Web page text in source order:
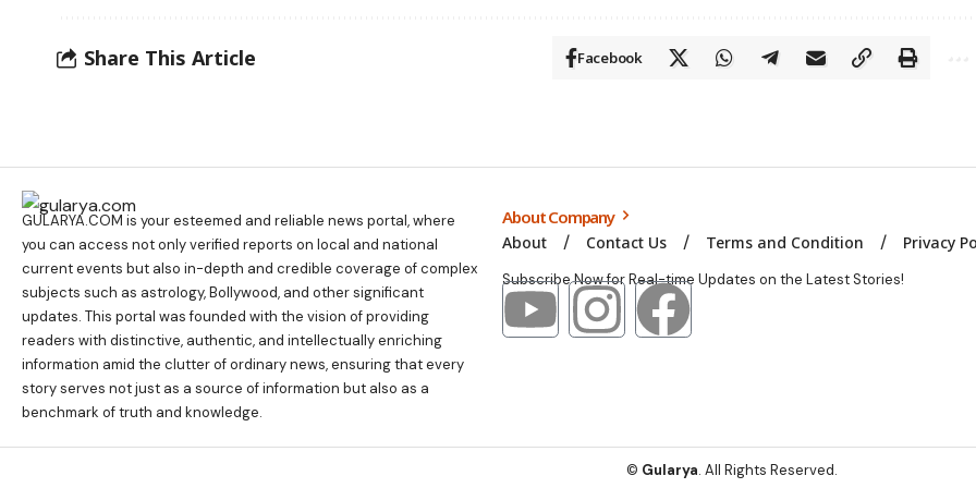
Share This Article Facebook
GULARYA.COM is your esteemed and reliable news portal, where
you can access not only verified reports on local and national
current events but also in-depth and credible coverage of complex
subjects such as astrology, Bollywood, and other significant
updates. This portal was founded with the vision of providing
readers with distinctive, authentic, and intellectually enriching
information amid the clutter of ordinary news, ensuring that every
story serves not just as a source of information but also as a
benchmark of truth and knowledge.
About Company
About Contact Us Terms and Condition Privacy
Subscribe Now for Real-time Updates on the Latest Stories!
© Gularya. All Rights Reserved.